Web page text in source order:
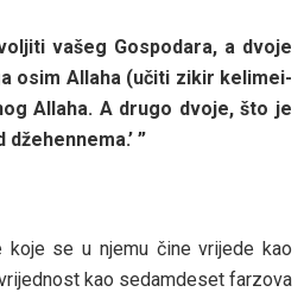
vašeg Gospodara, a dvoje
osim Allaha (učiti zikir kelimei-
Allaha. A drugo dvoje, što je
”
koje se u njemu čine vrijede kao
kao sedamdeset farzova